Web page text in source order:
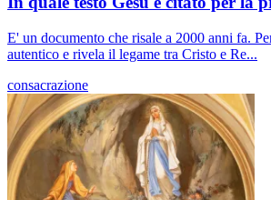
E' un documento che risale a 2000 anni fa.
autentico e rivela il legame tra Cristo e Re...
consacrazione